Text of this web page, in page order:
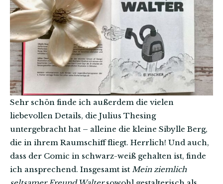
Sehr schön finde ich außerdem die vielen
liebevollen Details, die Julius Thesing
untergebracht hat – alleine die kleine Sibylle Berg,
die in ihrem Raumschiff fliegt. Herrlich! Und auch,
dass der Comic in schwarz-weiß gehalten ist, finde
ich ansprechend. Insgesamt ist Mein ziemlich